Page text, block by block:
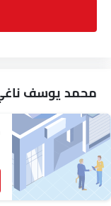
محمد يوسف ناغي